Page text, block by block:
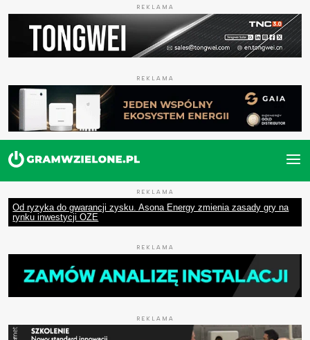
REKLAMA
REKLAMA
REKLAMA
Od ryzyka do gwarancji zysku. Asona Energy zmienia zasady gry na
rynku inwestycji OZE
REKLAMA
REKLAMA